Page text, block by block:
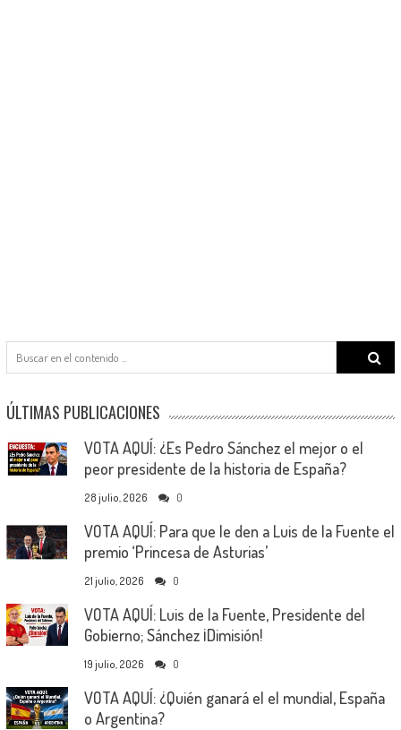
Search
for:
ÚLTIMAS PUBLICACIONES
VOTA AQUÍ: ¿Es Pedro Sánchez el mejor o el
peor presidente de la historia de España?
28 julio, 2026 0
VOTA AQUÍ: Para que le den a Luis de la Fuente el
premio ‘Princesa de Asturias’
21 julio, 2026 0
VOTA AQUÍ: Luis de la Fuente, Presidente del
Gobierno; Sánchez ¡Dimisión!
19 julio, 2026 0
VOTA AQUÍ: ¿Quién ganará el el mundial, España
o Argentina?